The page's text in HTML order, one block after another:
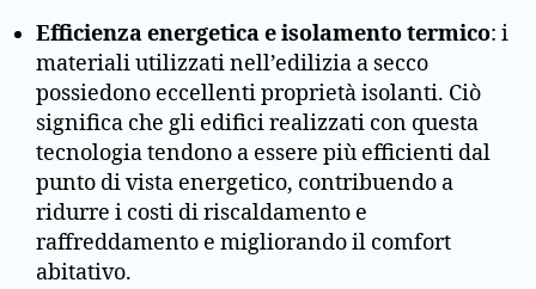
Efficienza energetica e isolamento termico: i
materiali utilizzati nell’edilizia a secco
possiedono eccellenti proprietà isolanti. Ciò
significa che gli edifici realizzati con questa
tecnologia tendono a essere più efficienti dal
punto di vista energetico, contribuendo a
ridurre i costi di riscaldamento e
raffreddamento e migliorando il comfort
abitativo.